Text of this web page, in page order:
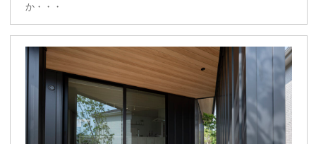
か・・・